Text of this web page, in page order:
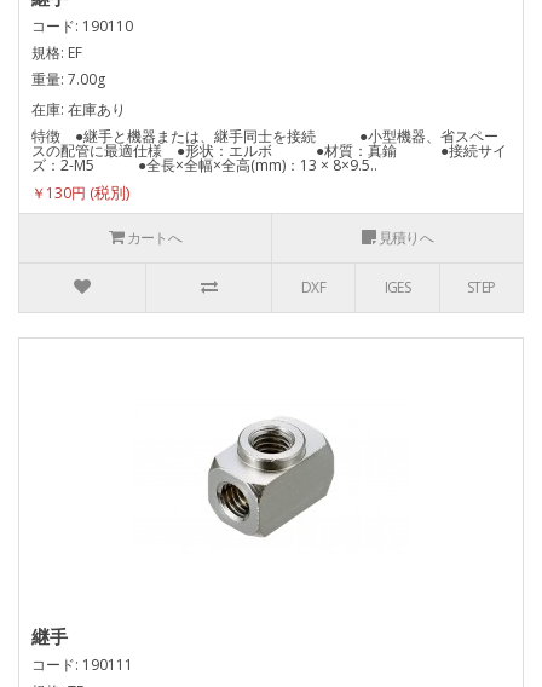
コード: 190110
規格: EF
重量: 7.00g
在庫: 在庫あり
特徴 ●継手と機器または、継手同士を接続 ●小型機器、省スペー
スの配管に最適仕様 ●形状：エルボ ●材質：真鍮 ●接続サイ
ズ：2-M5 ●全長×全幅×全高(mm)：13 × 8×9.5..
￥130円
カートへ 見積りへ
DXF IGES STEP
継手
コード: 190111